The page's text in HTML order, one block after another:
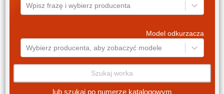
Wpisz frazę i wybierz producenta
Model odkurzacza
Wybierz producenta, aby zobaczyć modele
Szukaj worka
lub szukaj po numerze katalogowym